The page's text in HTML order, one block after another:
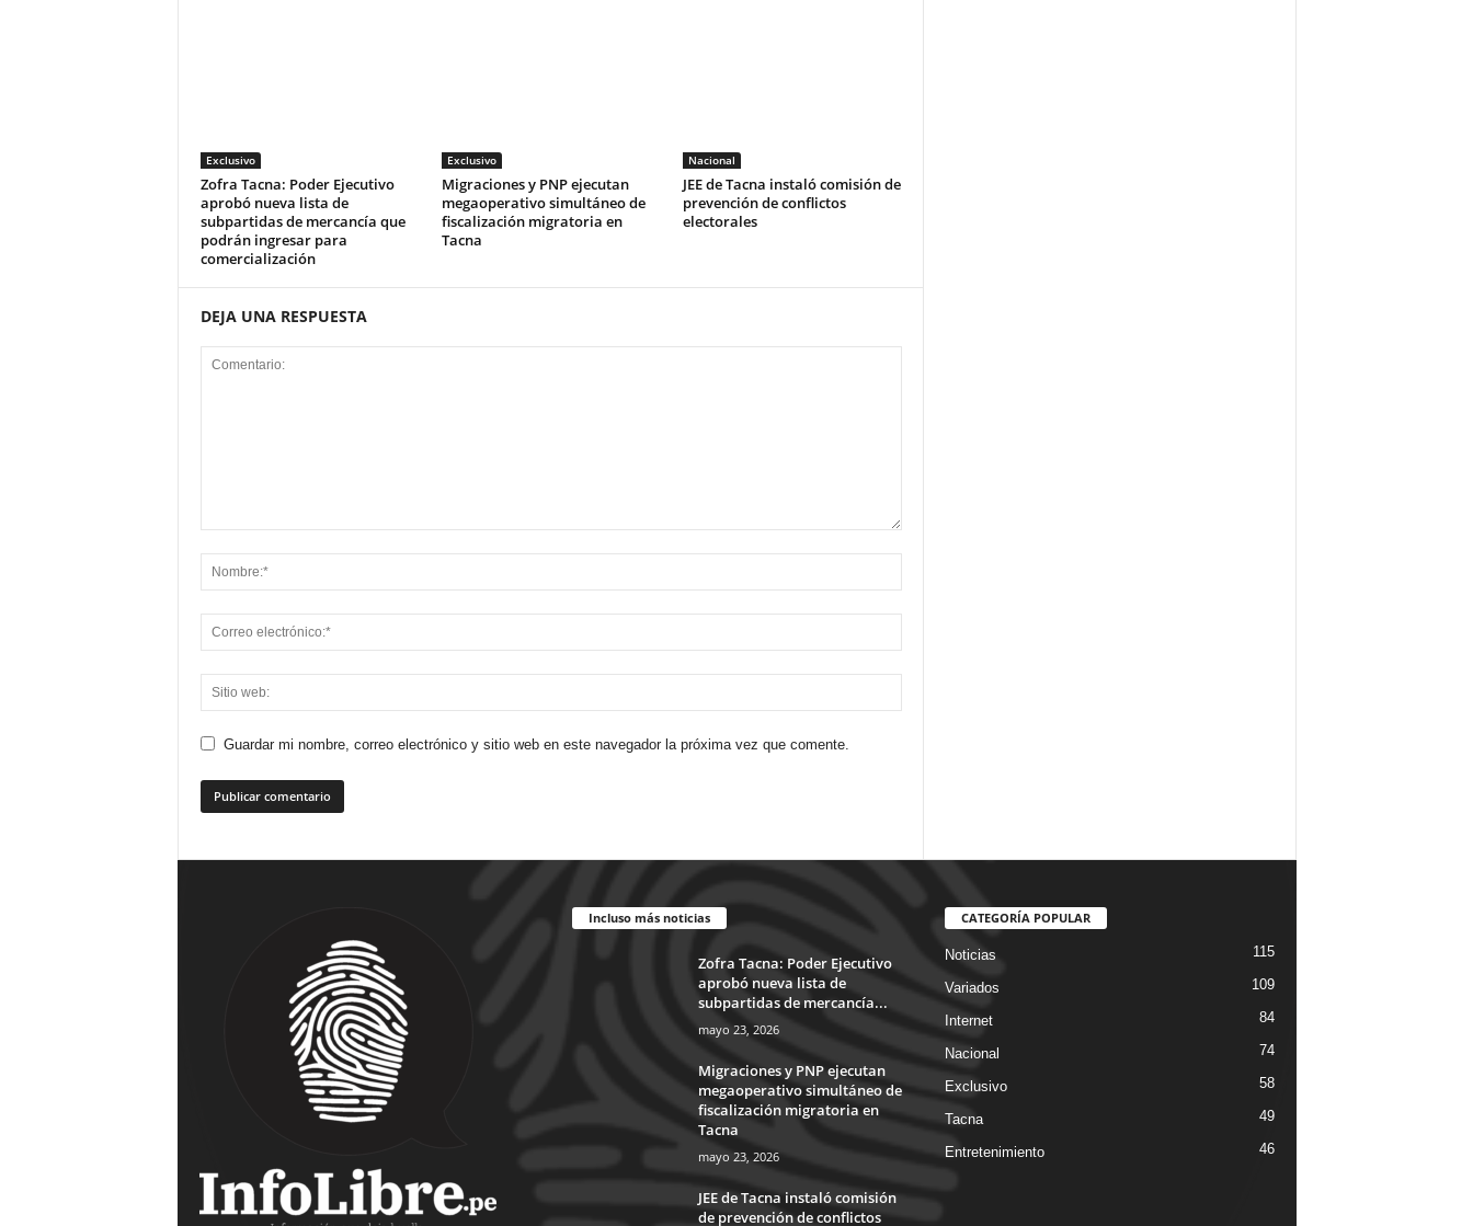
Exclusivo
Zofra Tacna: Poder Ejecutivo
aprobó nueva lista de
subpartidas de mercancía que
podrán ingresar para
comercialización
Exclusivo
Migraciones y PNP ejecutan
megaoperativo simultáneo de
fiscalización migratoria en
Tacna
Nacional
JEE de Tacna instaló comisión de
prevención de conflictos
electorales
DEJA UNA RESPUESTA
Guardar mi nombre, correo electrónico y sitio web en este navegador la próxima vez que comente.
Incluso más noticias
Zofra Tacna: Poder Ejecutivo
aprobó nueva lista de
subpartidas de mercancía...
mayo 23, 2026
Migraciones y PNP ejecutan
megaoperativo simultáneo de
fiscalización migratoria en
Tacna
mayo 23, 2026
JEE de Tacna instaló comisión
de prevención de conflictos
CATEGORÍA POPULAR
Noticias 115
Variados 109
Internet 84
Nacional 74
Exclusivo 58
Tacna 49
Entretenimiento 46